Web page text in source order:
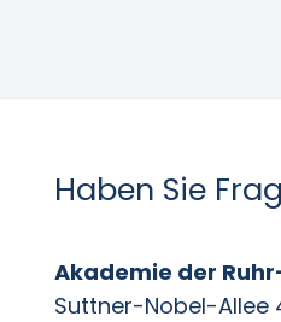
Haben Sie
Akademie der
Suttner-Nobel-Allee